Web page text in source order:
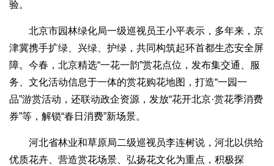
验。
北京市园林绿化局一级巡视员王小平表示，多年来，京
津冀携手扩绿、兴绿、护绿，共同构筑起环首都生态安全屏
障。今春，北京精选“一花一韵”赏花点位，发布集交通、服
务、文化活动信息于一体的赏花购花地图，打造“一园一
品”游赏活动，还联动政企资源，发放“花开北京·赏花季消费
券”等，解锁“春日消费”新场景。
河北省林业和草原局二级巡视员李连树说，河北以供给
优质花卉、营造赏花场景、弘扬花文化为重点，积极探